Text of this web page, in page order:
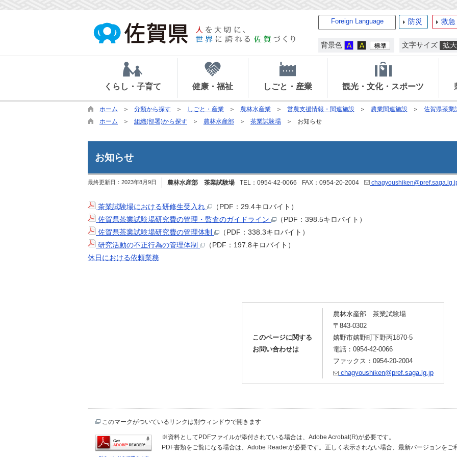
Foreign Language 防災 救急
背景色 文字サイズ
くらし・子育て 健康・福祉 しごと・産業 観光・文化・スポーツ
ホーム 分類から探す しごと・産業 農林水産業 営農支援情報・関連施設 農業関連施設 佐賀県茶業
ホーム
組織(部署)から探す 農林水産部 茶業試験場 お知らせ
お知らせ
最終更新日： 2023年8月9日 農林水産部 茶業試験場 TEL：0954-42-0066 FAX：0954-20-2004
茶業試験場における研修生受入れ
（PDF：29.4キロバイト）
佐賀県茶業試験場研究費の管理・監査のガイドライン
（PDF：398.5キロバイト）
佐賀県茶業試験場研究費の管理体制
（PDF：338.3キロバイト）
研究活動の不正行為の管理体制
（PDF：197.8キロバイト）
休日における依頼業務
このページに関する
お問い合わせは
農林水産部 茶業試験場
〒843-0302
嬉野市嬉野町下野丙1870-5
電話：0954-42-0066
ファックス：0954-20-2004
chagyoushiken@pref.saga.lg.jp
このマークがついているリンクは別ウィンドウで開きます
※資料としてPDFファイルが添付されている場合は、Adobe Acrobat(R)が必要です。
PDF書類をご覧になる場合は、Adobe Readerが必要です。正しく表示されない場合、最新バージョンをご